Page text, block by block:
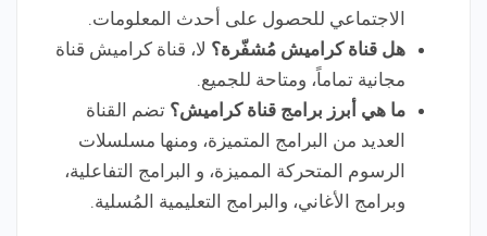
الاجتماعي للحصول على أحدث المعلومات.
هل قناة كراميش مُشفّرة؟ لا، قناة كراميش قناة
مجانية تماماً، ومتاحة للجميع.
ما هي أبرز برامج قناة كراميش؟ تضم القناة
العديد من البرامج المتميزة، ومنها مسلسلات
الرسوم المتحركة المميزة، و البرامج التفاعلية،
وبرامج الأغاني، والبرامج التعليمية المُسلية.